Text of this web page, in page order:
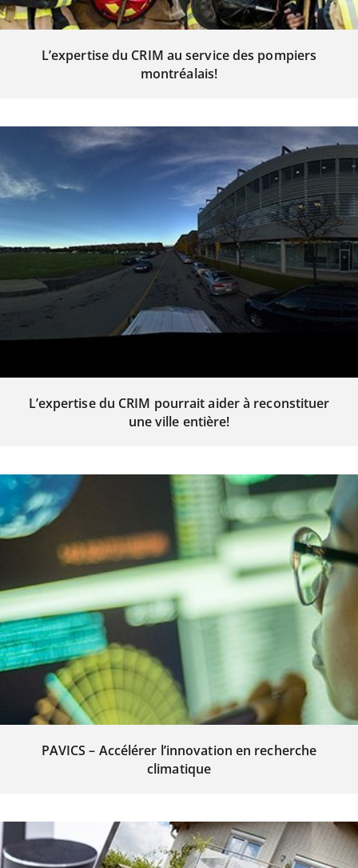
L’expertise du CRIM au service des pompiers
montréalais!
L’expertise du CRIM pourrait aider à reconstituer
une ville entière!
PAVICS – Accélérer l’innovation en recherche
climatique